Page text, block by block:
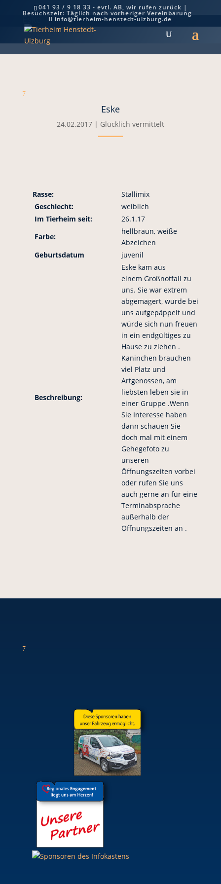
041 93 / 9 18 33 - evtl. AB, wir rufen zurück |
Besuchszeit: Täglich nach vorheriger Vereinbarung
info@tierheim-henstedt-ulzburg.de
Eske
7
Eske
24.02.2017| Glücklich vermittelt
Rasse:
Stallimix
Geschlecht:
weiblich
Im Tierheim seit:
26.1.17
Farbe:
hellbraun, weiße
Abzeichen
Geburtsdatum
juvenil
Beschreibung:
Eske kam aus
einem Großnotfall zu
uns. Sie war extrem
abgemagert, wurde bei
uns aufgepäppelt und
würde sich nun freuen
in ein endgültiges zu
Hause zu ziehen .
Kaninchen brauchen
viel Platz und
Artgenossen, am
liebsten leben sie in
einer Gruppe .Wenn
Sie Interesse haben
dann schauen Sie
doch mal mit einem
Gehegefoto zu
unseren
Öffnungszeiten vorbei
oder rufen Sie uns
auch gerne an für eine
Terminabsprache
außerhalb der
Öffnungszeiten an .
7